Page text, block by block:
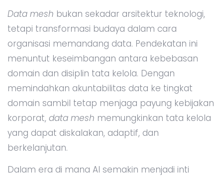
Data mesh bukan sekadar arsitektur teknologi,
tetapi transformasi budaya dalam cara
organisasi memandang data. Pendekatan ini
menuntut keseimbangan antara kebebasan
domain dan disiplin tata kelola. Dengan
memindahkan akuntabilitas data ke tingkat
domain sambil tetap menjaga payung kebijakan
korporat, data mesh memungkinkan tata kelola
yang dapat diskalakan, adaptif, dan
berkelanjutan.
Dalam era di mana AI semakin menjadi inti